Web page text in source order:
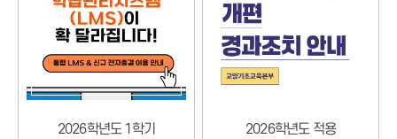
2026학년도 1학기
2026학년도 적용